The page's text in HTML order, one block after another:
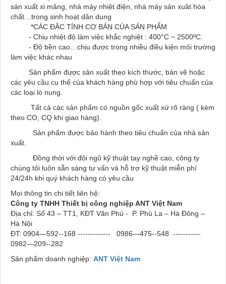
sản xuất xi măng, nhà máy nhiệt điện, nhà máy sản xuât hóa
chất…trong sinh hoạt dân dụng
*CÁC ĐẶC TÍNH CƠ BẢN CỦA SẢN PHẨM
- Chịu nhiệt độ làm việc khắc nghiệt : 400°C ~ 2500ºC.
- Độ bền cao…chịu được trong nhiều điều kiện môi trường
làm việc khác nhau
Sản phẩm được sản xuất theo kích thước, bản vẽ hoặc
các yêu cầu cụ thể của khách hàng phù hợp với tiêu chuẩn của
các loại lò nung.
Tất cả các sản phẩm có nguồn gốc xuất xứ rõ ràng ( kèm
theo CO, CQ khi giao hàng).
Sản phẩm được bảo hành theo tiêu chuẩn của nhà sản
xuất.
Đồng thời với đội ngũ kỹ thuật tay nghề cao, công ty
chúng tôi luôn sẵn sàng tư vấn và hỗ trợ kỹ thuật miễn phí
24/24h khi quý khách hàng có yêu cầu
Mọi thông tin chi tiết liên hệ:
Công ty TNHH Thiết bị công nghiệp ANT Việt Nam
Địa chỉ: Số 43 – TT1, KĐT Văn Phú - P. Phú La – Hà Đông –
Hà Nội
ĐT: 0904—592--168 -------------
0986—475--548 -----------
0982—209--282
Sản phẩm doanh nghiệp: ANT Việt Nam